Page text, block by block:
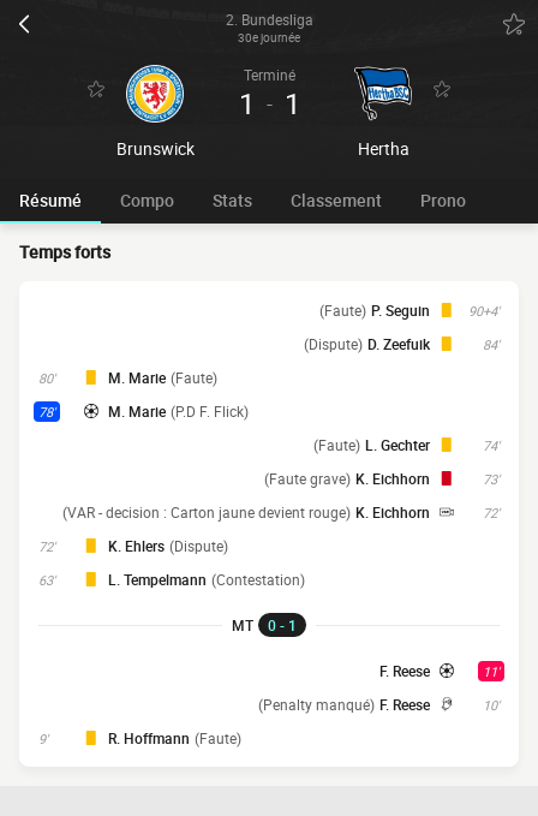
2. Bundesliga
30e journée
Brunswick
Terminé
1 - 1
Hertha
Résumé Compo Stats Classement Prono
Temps forts
90+4'
P. Seguin
(Faute)
84'
D. Zeefuik
(Dispute)
80' M. Marie (Faute)
78' M. Marie (P.D F. Flick)
74'
L. Gechter
(Faute)
73'
K. Eichhorn
(Faute grave)
72'
K. Eichhorn
(VAR - decision : Carton jaune devient rouge)
72' K. Ehlers (Dispute)
63' L. Tempelmann (Contestation)
MT 0 - 1
11'
F. Reese
10'
F. Reese
(Penalty manqué)
9' R. Hoffmann (Faute)